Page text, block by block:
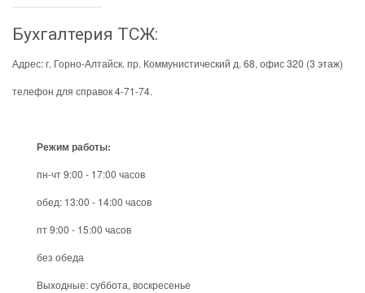
Бухгалтерия ТСЖ:
Адрес: г. Горно-Алтайск. пр. Коммунистический д. 68, офис 320 (3 этаж)
телефон для справок 4-71-74.
Режим работы:
пн-чт 9:00 - 17:00 часов
обед: 13:00 - 14:00 часов
пт 9:00 - 15:00 часов
без обеда
Выходные: суббота, воскресенье